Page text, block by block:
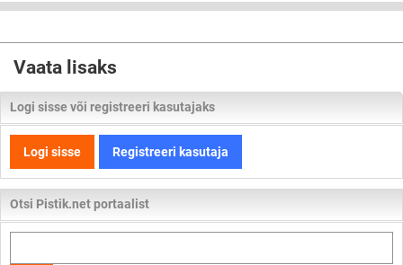
Vaata lisaks
Logi sisse või registreeri kasutajaks
Logi sisse Registreeri kasutaja
Otsi Pistik.net portaalist